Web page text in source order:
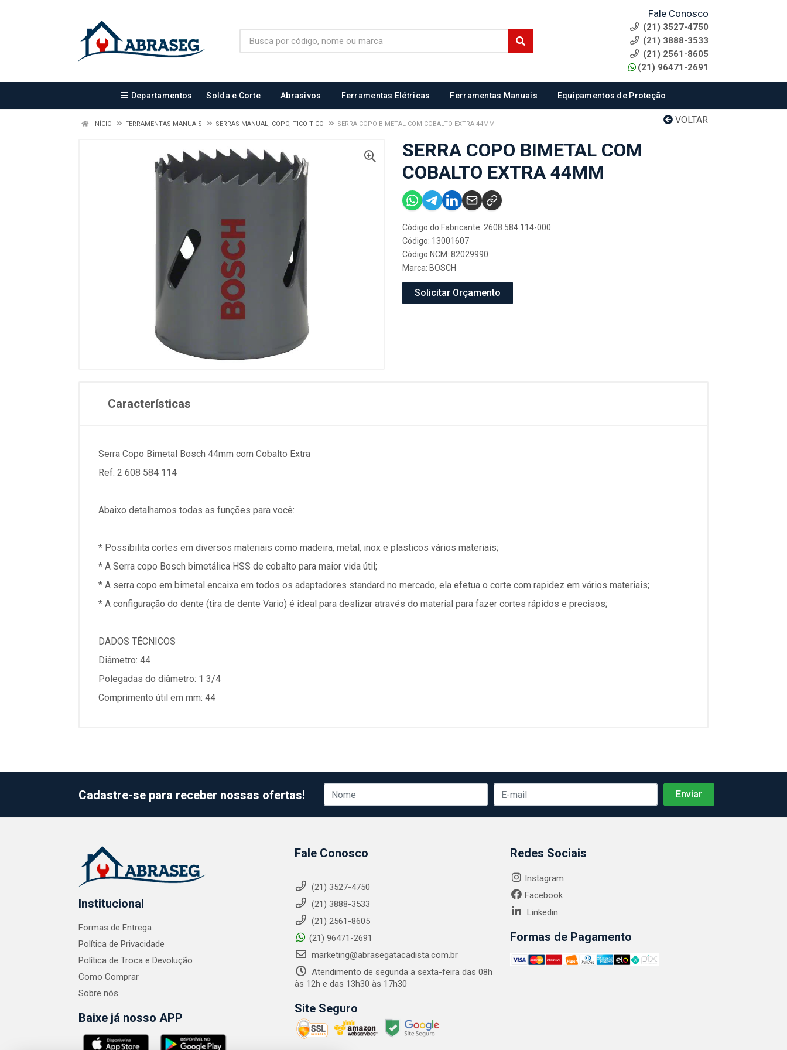
Fale Conosco
(21) 3527-4750
(21) 3888-3533
(21) 2561-8605
(21) 96471-2691
Departamentos Solda e Corte Abrasivos Ferramentas Elétricas Ferramentas Manuais Equipamentos de Proteção
VOLTAR
INÍCIO FERRAMENTAS MANUAIS SERRAS MANUAL, COPO, TICO-TICO SERRA COPO BIMETAL COM COBALTO EXTRA 44MM
SERRA COPO BIMETAL COM
COBALTO EXTRA 44MM
Código do Fabricante: 2608.584.114-000
Código: 13001607
Código NCM: 82029990
Marca: BOSCH
Solicitar Orçamento
Características
Serra Copo Bimetal Bosch 44mm com Cobalto Extra
Ref. 2 608 584 114
Abaixo detalhamos todas as funções para você:
* Possibilita cortes em diversos materiais como madeira, metal, inox e plasticos vários materiais;
* A Serra copo Bosch bimetálica HSS de cobalto para maior vida útil;
* A serra copo em bimetal encaixa em todos os adaptadores standard no mercado, ela efetua o corte com rapidez em vários materiais;
* A configuração do dente (tira de dente Vario) é ideal para deslizar através do material para fazer cortes rápidos e precisos;
DADOS TÉCNICOS
Diâmetro: 44
Polegadas do diâmetro: 1 3/4
Comprimento útil em mm: 44
Cadastre-se para receber nossas ofertas!
Institucional
Formas de Entrega
Política de Privacidade
Política de Troca e Devolução
Como Comprar
Sobre nós
Baixe já nosso APP
Fale Conosco
(21) 3527-4750
(21) 3888-3533
(21) 2561-8605
(21) 96471-2691
marketing@abrasegatacadista.com.br
Atendimento de segunda a sexta-feira das 08h
às 12h e das 13h30 às 17h30
Site Seguro
Redes Sociais
Instagram
Facebook
Linkedin
Formas de Pagamento